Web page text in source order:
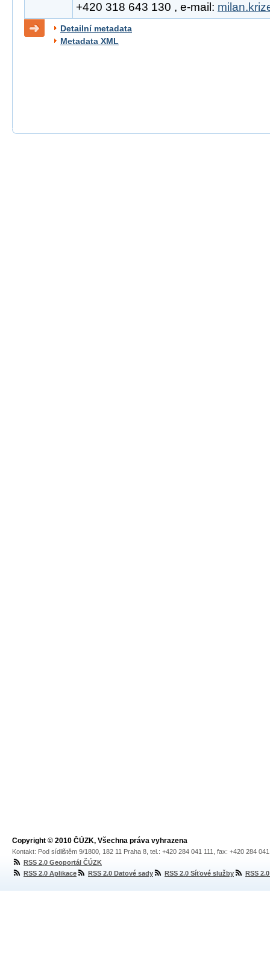
+420 318 643 130 , e-mail:
Detailní metadata
Metadata XML
Copyright © 2010 ČÚZK, Všechna práva vyhrazena
Kontakt: Pod sídlištěm 9/1800, 182 11 Praha 8, tel.: +420 284 041 111, fax: +420 284
RSS 2.0 Geoportál ČÚZK
RSS 2.0 Aplikace
RSS 2.0 Datové sady RSS 2.0 Síťové služby RSS